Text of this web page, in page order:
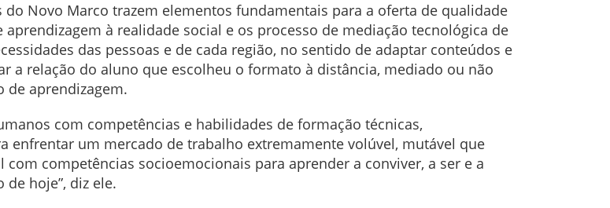
Novo Marco trazem elementos fundamentais para a oferta de qualidade
à realidade social e os processo de mediação tecnológica de
das pessoas e de cada região, no sentido de adaptar conteúdos e
a relação do aluno que escolheu o formato à distância, mediado ou não
de aprendizagem.
com competências e habilidades de formação técnicas,
enfrentar um mercado de trabalho extremamente volúvel, mutável que
competências socioemocionais para aprender a conviver, a ser e a
hoje”, diz ele.